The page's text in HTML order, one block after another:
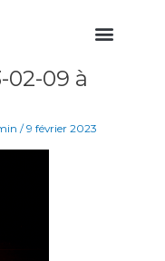
Menu
02-09 à
/9 février 2023